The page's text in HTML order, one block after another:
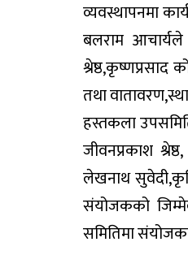
व्यवस्थापनमा
बलराम
श्रेष्ठ,कृष्णप्रसाद
तथा
हस्तकला
जीवनप्रकाश
लेखनाथ
संयोजकको
समितिमा